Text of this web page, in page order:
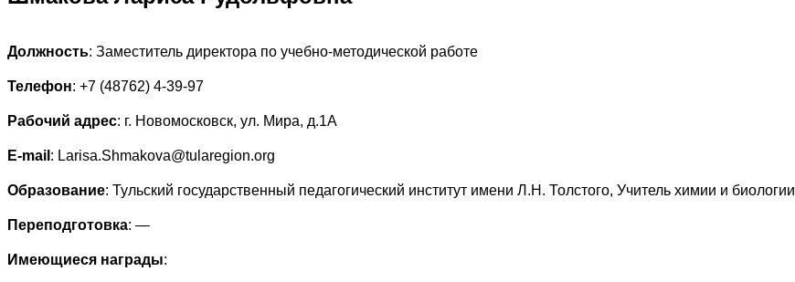
Должность: Заместитель директора по учебно-методической работе
Телефон: +7 (48762) 4-39-97
Рабочий адрес: г. Новомосковск, ул. Мира, д.1А
E-mail : Larisa.Shmakova@tularegion.org
Образование: Тульский государственный педагогический институт имени Л.Н. Толстого, Учитель химии и биологии
Переподготовка: —
Имеющиеся награды: